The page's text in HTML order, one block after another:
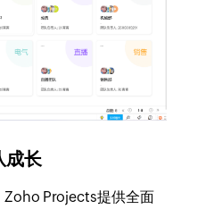
成长
Zoho Projects提供全面